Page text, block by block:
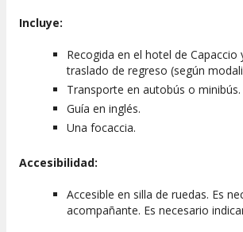
Incluye:
Recogida en el hotel de Capaccio
traslado de regreso (según
Transporte en autobús o minibús.
Guía en inglés.
Una focaccia.
Accesibilidad:
Accesible en silla de ruedas. Es
acompañante. Es necesario